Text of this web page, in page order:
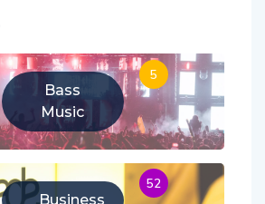
Bass
Music
5